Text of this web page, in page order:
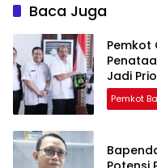
Baca Juga
Pemkot
Jadi
Pemkot